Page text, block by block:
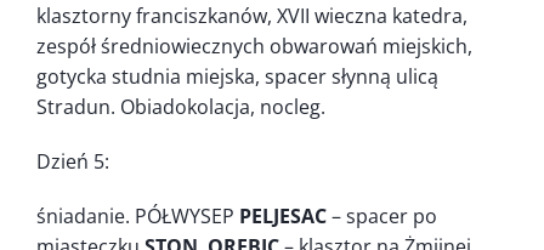
klasztorny franciszkanów, XVII wieczna katedra,
zespół średniowiecznych obwarowań miejskich,
gotycka studnia miejska, spacer słynną ulicą
Stradun. Obiadokolacja, nocleg.
Dzień 5:
śniadanie. PÓŁWYSEP PELJESAC– spacer po